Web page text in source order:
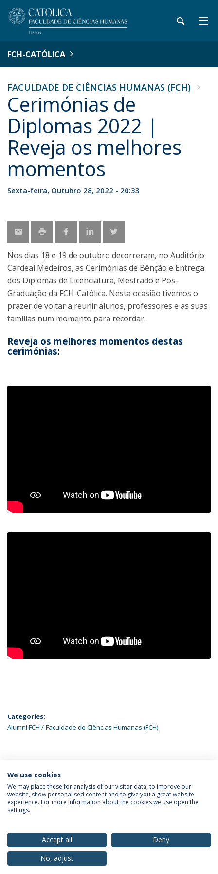
FCH-CATÓLICA
FACULDADE DE CIÊNCIAS HUMANAS (FCH)
Cerimónias de
Diplomas 2022 |
Reveja os melhores
momentos
Sexta-feira, Outubro 28, 2022 - 20:33
Nos dias 18 e 19 de outubro decorreram, no Auditório
Cardeal Medeiros, as Cerimónias de Bênção e Entrega
dos Diplomas de Licenciatura, Mestrado e Pós-
Graduação da FCH-Católica. Nesta ocasião tivemos o
prazer de voltar a reunir alunos, professores e as suas
famílias num momento para recordar.
Reveja os melhores momentos destas
cerimónias:
Categories:
Alumni FCH
Faculdade de Ciências Humanas (FCH)
ÚLTIMAS NOTÍCIAS
Política de Privacidade
Termos & Condições
© 2026 Universidade Católica Portuguesa
We use cookies
We may place these for analysis of our visitor data, to improve our
website, show personalised content and to give you a great website
experience. For more information about the cookies we use open the
settings.
Accept all
Deny
No, adjust